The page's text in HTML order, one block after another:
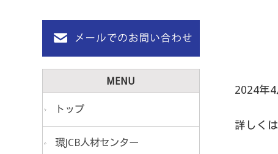
2024年
詳しく
MENU
トップ
環JCB人材センター